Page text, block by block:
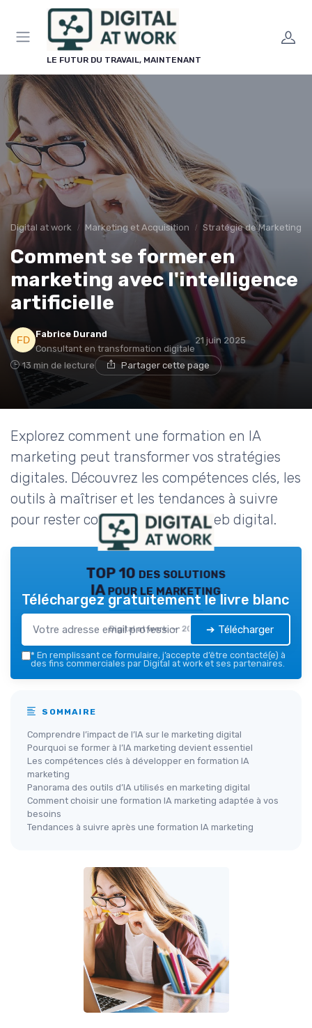
LE FUTUR DU TRAVAIL, MAINTENANT
Digital at work Marketing et Acquisition Stratégie de Marketing
Comment se former en
marketing avec l'intelligence
artificielle
Fabrice Durand
Consultant en transformation digitale
21 juin 2025
13 min de lecture Partager cette page
Explorez comment une formation en IA
marketing peut transformer vos stratégies
digitales. Découvrez les compétences clés, les
outils à maîtriser et les tendances à suivre
pour rester compétitif dans le web digital.
TOP 10 des solutions
IA pour le marketing
Digital at work — 2026
Téléchargez gratuitement le livre blanc
➔ Télécharger
* En remplissant ce formulaire, j’accepte d’être contacté(e) à
des fins commerciales par Digital at work et ses partenaires.
SOMMAIRE
Comprendre l’impact de l’IA sur le marketing digital
Pourquoi se former à l’IA marketing devient essentiel
Les compétences clés à développer en formation IA
marketing
Panorama des outils d’IA utilisés en marketing digital
Comment choisir une formation IA marketing adaptée à vos
besoins
Tendances à suivre après une formation IA marketing
Panneau de gestion des cookies